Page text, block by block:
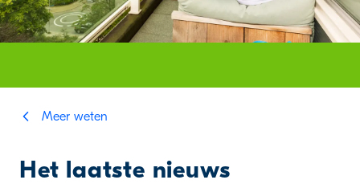
Meer weten
Het laatste nieuws